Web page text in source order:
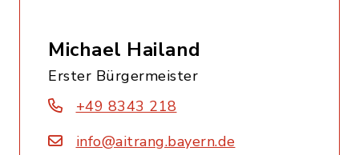
Michael Hailand
Erster Bürgermeister
+49 8343 218
info@aitrang.bayern.de